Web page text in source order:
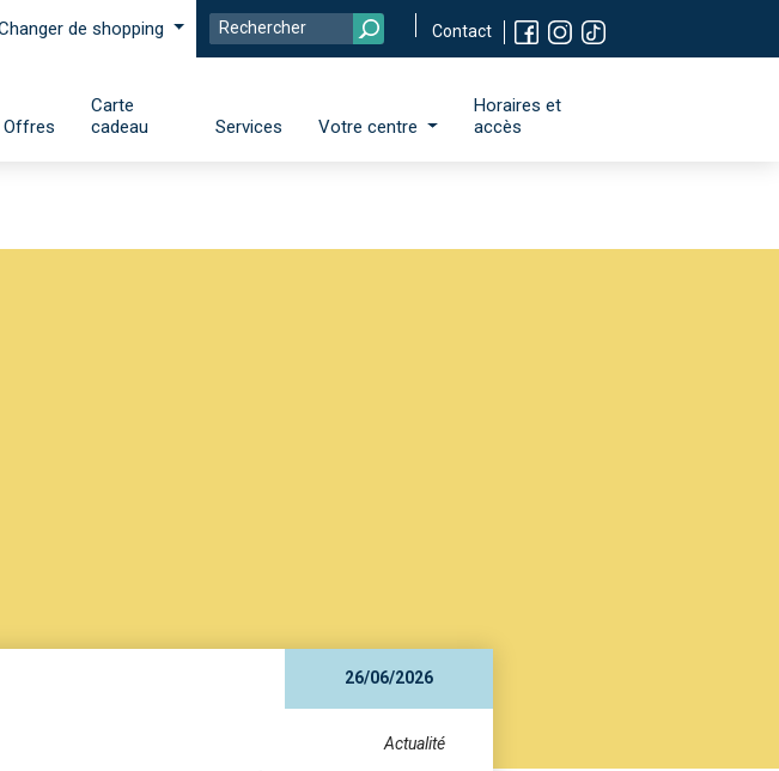
de shopping Contact
Offres
Carte
cadeau
Services Votre centre
Horaires et
accès
26/06/2026
Actualité